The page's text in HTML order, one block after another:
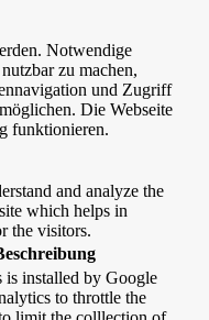
Notwendige
zu machen,
und Zugriff
Die Webseite
funktionieren.
and analyze the
which helps in
the visitors.
is installed by Google
to throttle the